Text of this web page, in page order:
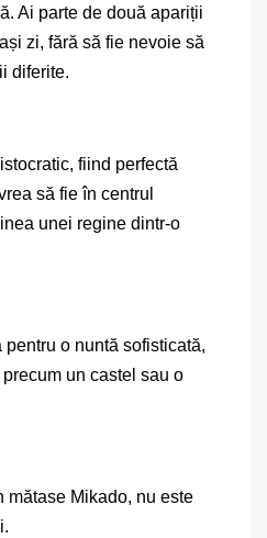
Ai parte de două apariții
zi, fără să fie nevoie să
diferite.
fiind perfectă
să fie în centrul
unei regine dintr-o
o nuntă sofisticată,
un castel sau o
mătase Mikado, nu este